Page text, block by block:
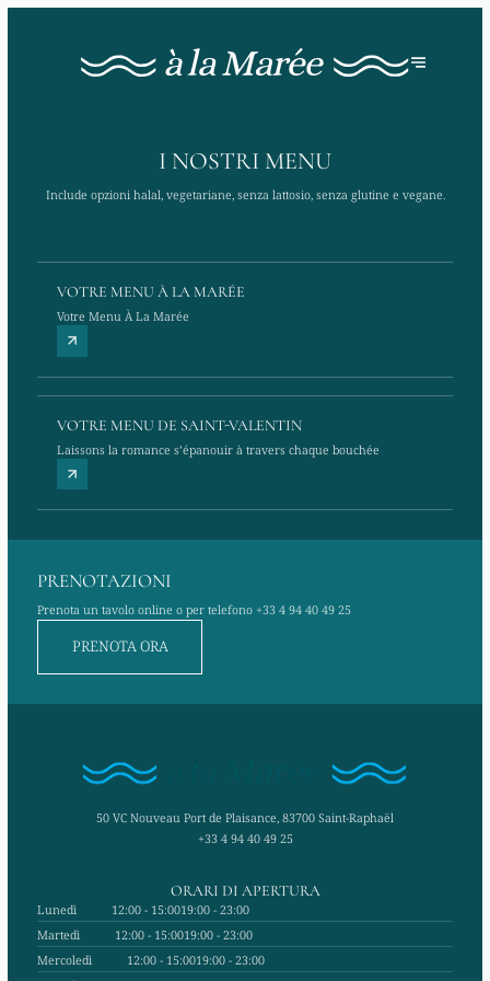
I NOSTRI MENU
Include opzioni halal, vegetariane, senza lattosio, senza glutine e vegane.
VOTRE MENU À LA MARÉE
Votre Menu À La Marée
VOTRE MENU DE SAINT-VALENTIN
Laissons la romance s’épanouir à travers chaque bouchée
PRENOTAZIONI
Prenota un tavolo online o per telefono +33 4 94 40 49 25
PRENOTA ORA
50 VC Nouveau Port de Plaisance, 83700 Saint-Raphaël
+33 4 94 40 49 25
ORARI DI APERTURA
Lunedì 12:00 - 15:0019:00 - 23:00
Martedì
12:00 - 15:0019:00 - 23:00
Mercoledì
12:00 - 15:0019:00 - 23:00